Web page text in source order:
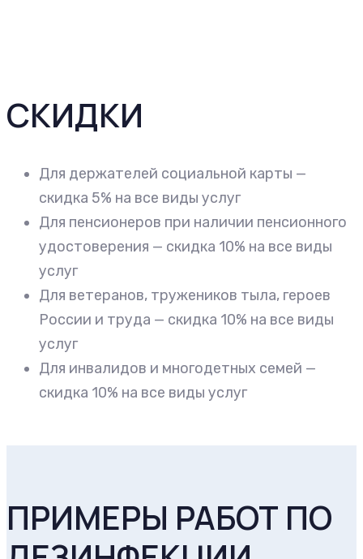
СКИДКИ
Для держателей социальной карты —
скидка 5% на все виды услуг
Для пенсионеров при наличии пенсионного
удостоверения — скидка 10% на все виды
услуг
Для ветеранов, тружеников тыла, героев
России и труда — скидка 10% на все виды
услуг
Для инвалидов и многодетных семей —
скидка 10% на все виды услуг
ПРИМЕРЫ РАБОТ ПО